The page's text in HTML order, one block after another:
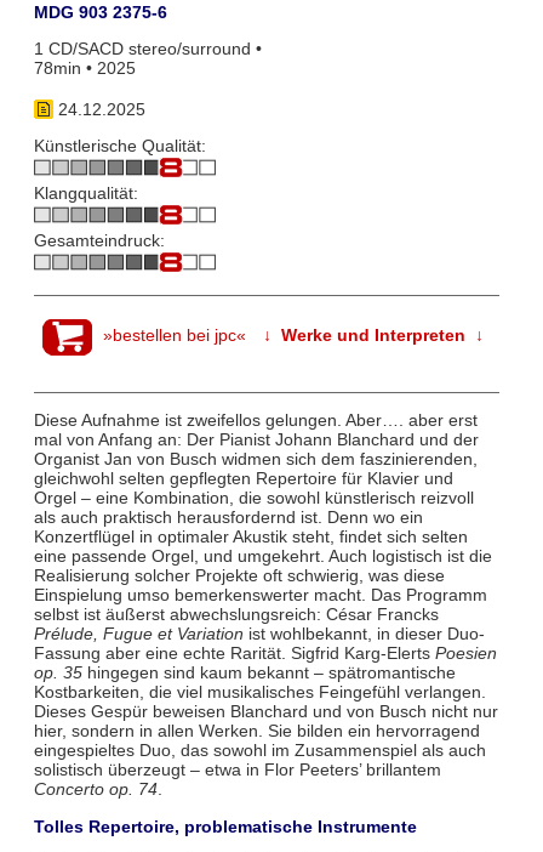
MDG 903 2375-6
1 CD/SACD stereo/surround •
78min • 2025
24.12.2025
Künstlerische Qualität:
Klangqualität:
Gesamteindruck:
»bestellen bei jpc« ↓ Werke und Interpreten ↓
Diese Aufnahme ist zweifellos gelungen. Aber…. aber erst
mal von Anfang an: Der Pianist Johann Blanchard und der
Organist Jan von Busch widmen sich dem faszinierenden,
gleichwohl selten gepflegten Repertoire für Klavier und
Orgel – eine Kombination, die sowohl künstlerisch reizvoll
als auch praktisch herausfordernd ist. Denn wo ein
Konzertflügel in optimaler Akustik steht, findet sich selten
eine passende Orgel, und umgekehrt. Auch logistisch ist die
Realisierung solcher Projekte oft schwierig, was diese
Einspielung umso bemerkenswerter macht. Das Programm
selbst ist äußerst abwechslungsreich: César Francks
Prélude, Fugue et Variation ist wohlbekannt, in dieser Duo-
Fassung aber eine echte Rarität. Sigfrid Karg-Elerts Poesien
op. 35hingegen sind kaum bekannt – spätromantische
Kostbarkeiten, die viel musikalisches Feingefühl verlangen.
Dieses Gespür beweisen Blanchard und von Busch nicht nur
hier, sondern in allen Werken. Sie bilden ein hervorragend
eingespieltes Duo, das sowohl im Zusammenspiel als auch
solistisch überzeugt – etwa in Flor Peeters’ brillantem
Concerto op. 74.
Tolles Repertoire, problematische Instrumente